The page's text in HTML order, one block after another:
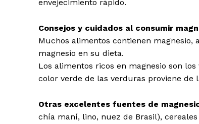
envejecimiento rápido.
Consejos y cuidados al consumir
Muchos alimentos contienen
magnesio en su dieta.
Los alimentos ricos en magnesio son
color verde de las verduras proviene de
Otras excelentes fuentes de
chía maní, lino, nuez de Brasil),